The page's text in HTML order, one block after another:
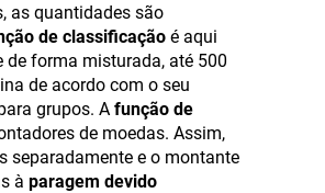
as quantidades são
de classificação é aqui
de forma misturada, até 500
de acordo com o seu
grupos. A função de
de moedas. Assim,
separadamente e o montante
à paragem devido